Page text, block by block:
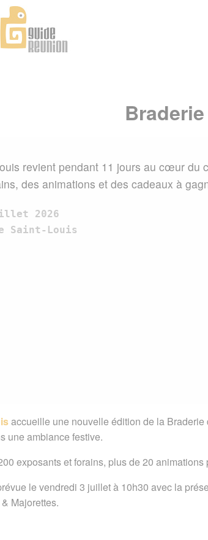
revient pendant 11 jours au cœur du
des animations et des cadeaux à
2026
Saint-Louis
accueille une nouvelle édition de la
une ambiance festive.
exposants et forains, plus de 20
le vendredi 3 juillet à 10h30 avec la
Majorettes.